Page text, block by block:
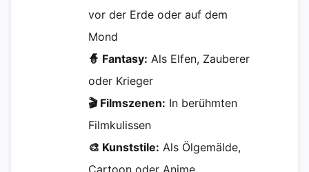
vor der Erde oder auf dem
Mond
🧙 Fantasy: Als Elfen, Zauberer
oder Krieger
🎬 Filmszenen: In berühmten
Filmkulissen
🎨 Kunststile: Als Ölgemälde,
Cartoon oder Anime